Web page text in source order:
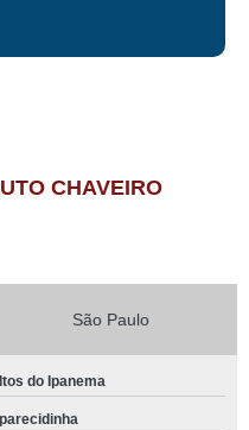
CHAVEIRO
São Paulo
do Ipanema